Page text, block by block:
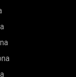
suite.Las
el mismo
y plazas por
diferentes,
con un